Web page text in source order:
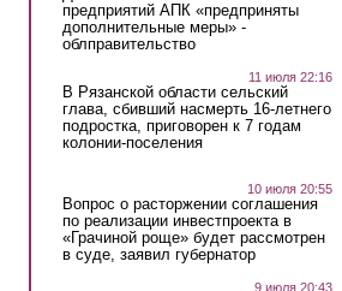
предприятий АПК «предприняты
дополнительные меры» -
облправительство
11 июля 22:16
В Рязанской области сельский
глава, сбивший насмерть 16-летнего
подростка, приговорен к 7 годам
колонии-поселения
10 июля 20:55
Вопрос о расторжении соглашения
по реализации инвестпроекта в
«Грачиной роще» будет рассмотрен
в суде, заявил губернатор
9 июля 20:43